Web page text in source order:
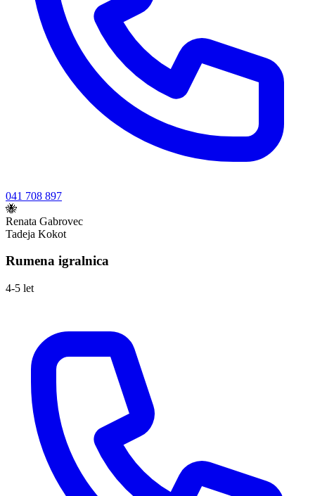
041 708 897
🐝
Renata Gabrovec
Tadeja Kokot
Rumena igralnica
4-5 let